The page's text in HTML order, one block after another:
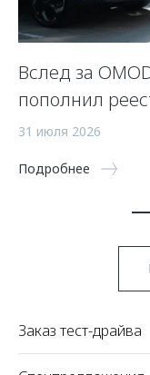
Вслед за
пополнил
31 июля 2026
Подробнее
Заказ тест-драйва